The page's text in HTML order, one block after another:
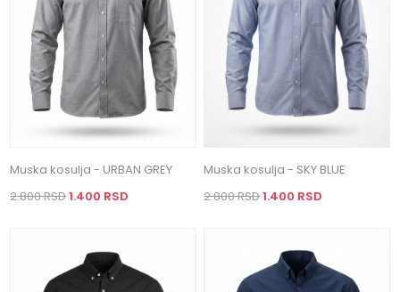
Muska kosulja - URBAN GREY
2.800 RSD1.400 RSD
Muska kosulja - SKY BLUE
2.800 RSD1.400 RSD